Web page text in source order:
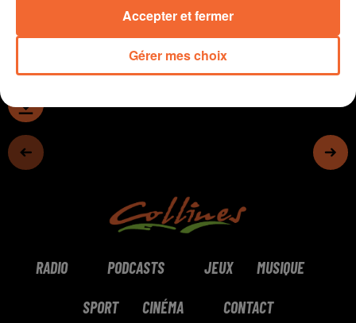
RADIO PODCASTS JEUX MUSIQUE
SPORT CINÉMA CONTACT
Gérer mes choix
Accepter et fermer